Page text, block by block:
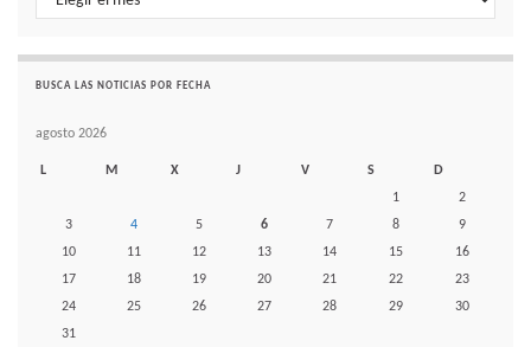
BUSCA LAS NOTICIAS POR FECHA
agosto 2026
L M X J V S
D
1
2
3
4 5 6 7 8
9
10
11 12 13 14 15
16
17
18 19 20 21 22
23
24
25 26 27 28 29
30
31